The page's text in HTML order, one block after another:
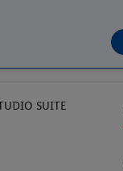
SUITE